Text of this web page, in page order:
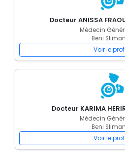
Docteur ANISSA
Médecin
Beni
Voir le
Docteur KARIMA
Médecin
Beni
Voir le